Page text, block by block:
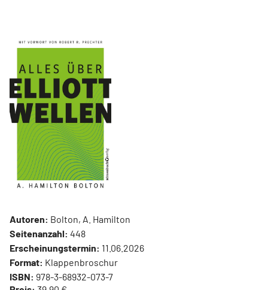
Autoren: Bolton, A. Hamilton
Seitenanzahl: 448
Erscheinungstermin: 11.06.2026
Format: Klappenbroschur
ISBN: 978-3-68932-073-7